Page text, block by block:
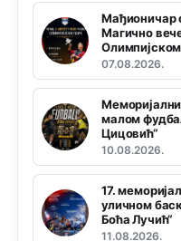
Мађионичар
Магично
07.08.2026.
малом
Цицовић“
10.08.2026.
17.
уличном
Боћа Лучић“
11.08.2026.